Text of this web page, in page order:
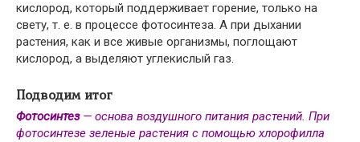
кислород, который поддерживает горение, только на
свету, т. е. в процессе фотосинтеза. А при дыхании
растения, как и все живые организмы, поглощают
кислород, а выделяют углекислый газ.
Подводим итог
Фотосинтез— основа воздушного питания растений. При
фотосинтезе зеленые растения с помощью хлорофилла